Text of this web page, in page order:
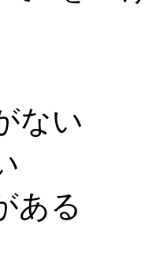
ない
ある